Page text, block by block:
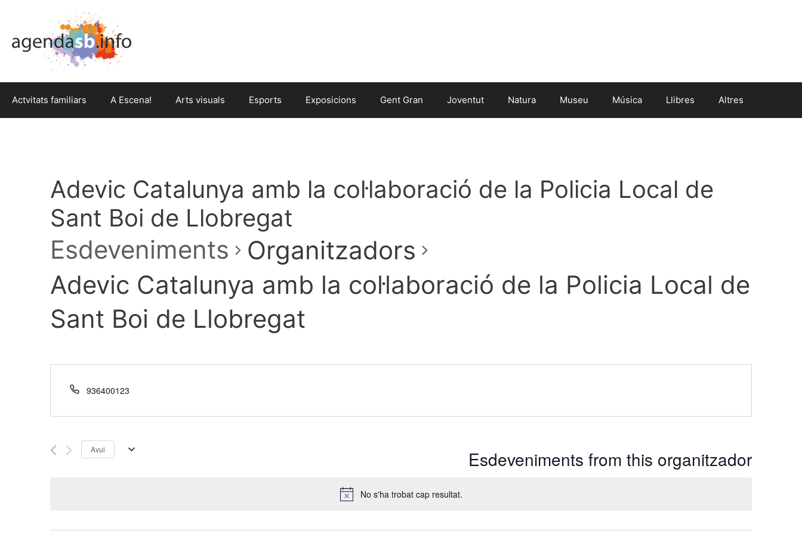
Actvitats familiars A Escena! Arts visuals Esports Exposicions Gent Gran Joventut Natura Museu Música Llibres Altres
No s'ha trobat cap resultat.
Adevic Catalunya amb la col·laboració de la Policia Local de
Sant Boi de Llobregat
Esdeveniments
Organitzadors
Adevic Catalunya amb la col·laboració de la Policia Local de
Sant Boi de Llobregat
936400123
Esdeveniments from this organitzador
Avui